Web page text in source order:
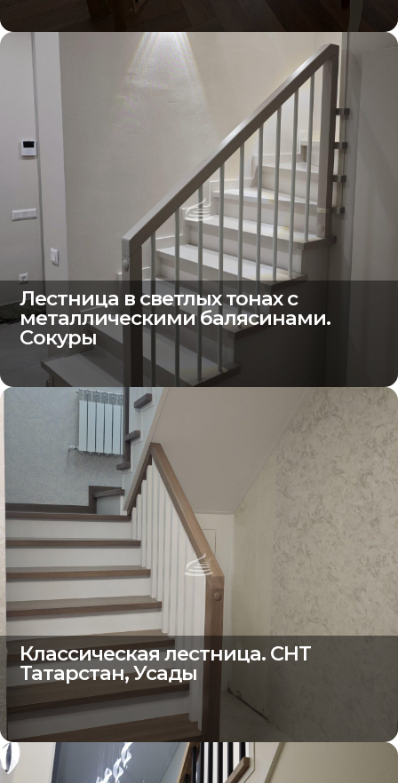
Лестница в светлых тонах с
металлическими балясинами.
Сокуры
Классическая лестница. СНТ
Татарстан, Усады